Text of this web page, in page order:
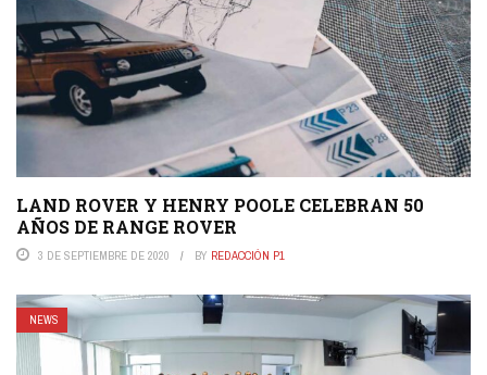
LAND ROVER Y HENRY POOLE CELEBRAN 50
AÑOS DE RANGE ROVER
3 DE SEPTIEMBRE DE 2020 BY REDACCIÓN P1
NEWS